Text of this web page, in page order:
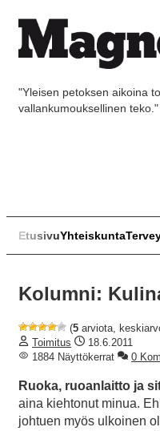
"Yleisen petoksen aikoina
vallankumouksellinen teko."
EtusivuYhteiskunta
Kolumni:
(5 arviota,
Toimitus
18.6.2011
1884 Näyttökerrat
0
Ruoka, ruoanlaitto ja
aina kiehtonut minua.
johtuen myös ulkoinen